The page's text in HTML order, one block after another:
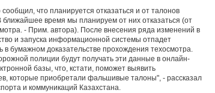
что планируется отказаться и от талонов
ближайшее время мы планируем от них отказаться (от
- Прим. автора). После внесения ряда изменений в
и запуска информационной системы отпадет
в бумажном доказательстве прохождения техосмотра.
полиции будут получать эти данные в онлайн-
базы, что, кстати, поможет выявить
которые приобретали фальшивые талоны", - рассказал
и коммуникаций Казахстана.